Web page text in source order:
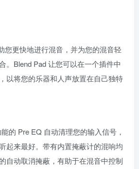
您更快地进行混音，并为您的混音轻
。Blend Pad 让您可以在一个插件中
以将您的乐器和人声放置在自己独特
的 Pre EQ 自动清理您的输入信号，
起来最好。带有内置掩蔽计的混响均
自动取消掩蔽，有助于在混音中控制